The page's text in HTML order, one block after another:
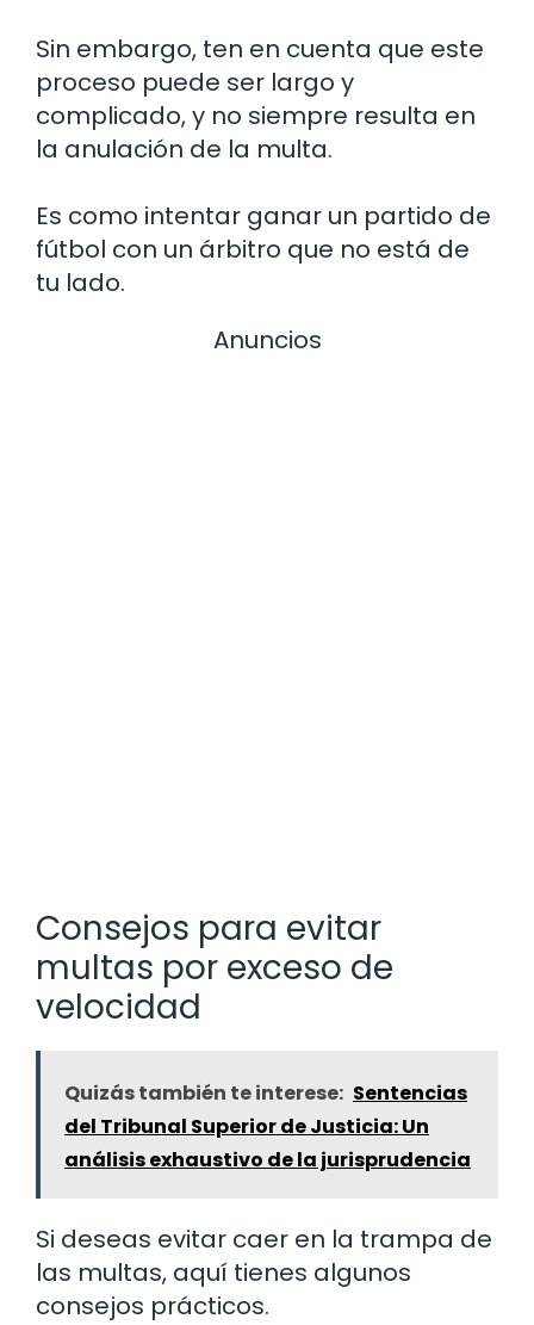
Sin embargo, ten en cuenta que este
proceso puede ser largo y
complicado, y no siempre resulta en
la anulación de la multa.
Es como intentar ganar un partido de
fútbol con un árbitro que no está de
tu lado.
Anuncios
Consejos para evitar
multas por exceso de
velocidad
Quizás también te interese: Sentencias
del Tribunal Superior de Justicia: Un
análisis exhaustivo de la jurisprudencia
Si deseas evitar caer en la trampa de
las multas, aquí tienes algunos
consejos prácticos.